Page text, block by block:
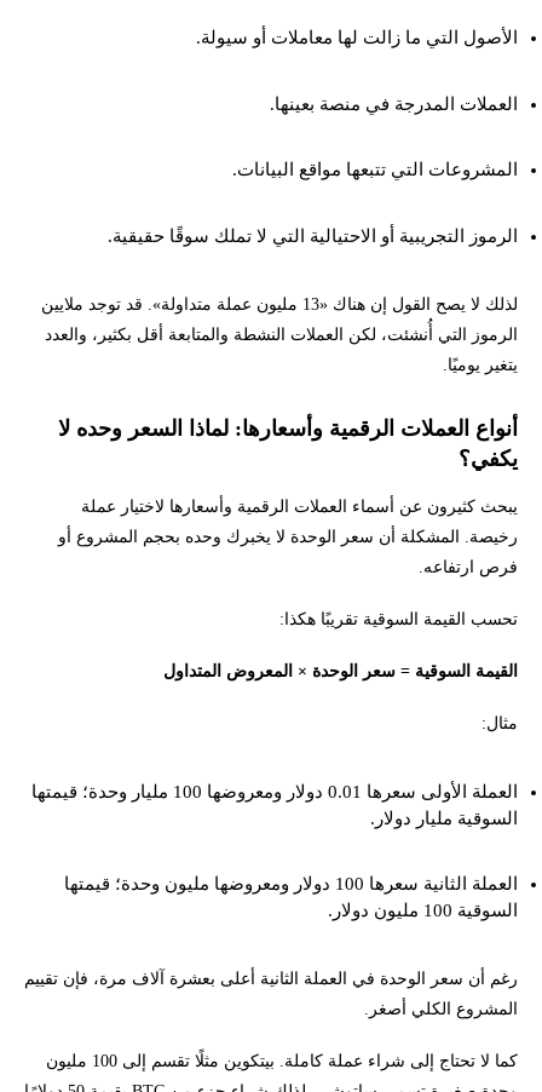
الأصول التي ما زالت لها معاملات أو سيولة.
العملات المدرجة في منصة بعينها.
المشروعات التي تتبعها مواقع البيانات.
الرموز التجريبية أو الاحتيالية التي لا تملك سوقًا حقيقية.
لذلك لا يصح القول إن هناك «13 مليون عملة متداولة». قد توجد ملايين
الرموز التي أُنشئت، لكن العملات النشطة والمتابعة أقل بكثير، والعدد
يتغير يوميًا.
أنواع العملات الرقمية وأسعارها: لماذا السعر وحده لا
يكفي؟
يبحث كثيرون عن أسماء العملات الرقمية وأسعارها لاختيار عملة
رخيصة. المشكلة أن سعر الوحدة لا يخبرك وحده بحجم المشروع أو
فرص ارتفاعه.
تحسب القيمة السوقية تقريبًا هكذا:
القيمة السوقية = سعر الوحدة × المعروض المتداول
مثال:
العملة الأولى سعرها 0.01 دولار ومعروضها 100 مليار وحدة؛ قيمتها
السوقية مليار دولار.
العملة الثانية سعرها 100 دولار ومعروضها مليون وحدة؛ قيمتها
السوقية 100 مليون دولار.
رغم أن سعر الوحدة في العملة الثانية أعلى بعشرة آلاف مرة، فإن تقييم
المشروع الكلي أصغر.
كما لا تحتاج إلى شراء عملة كاملة. بيتكوين مثلًا تقسم إلى 100 مليون